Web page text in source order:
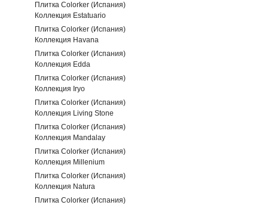
Плитка Colorker (Испания)
Коллекция Estatuario
Плитка Colorker (Испания)
Коллекция Havana
Плитка Colorker (Испания)
Коллекция Edda
Плитка Colorker (Испания)
Коллекция Iryo
Плитка Colorker (Испания)
Коллекция Living Stone
Плитка Colorker (Испания)
Коллекция Mandalay
Плитка Colorker (Испания)
Коллекция Millenium
Плитка Colorker (Испания)
Коллекция Natura
Плитка Colorker (Испания)